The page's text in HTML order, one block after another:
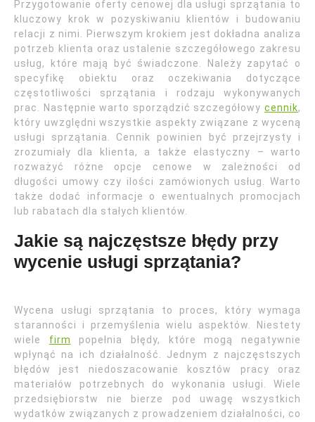
Przygotowanie oferty cenowej dla usługi sprzątania to
kluczowy krok w pozyskiwaniu klientów i budowaniu
relacji z nimi. Pierwszym krokiem jest dokładna analiza
potrzeb klienta oraz ustalenie szczegółowego zakresu
usług, które mają być świadczone. Należy zapytać o
specyfikę obiektu oraz oczekiwania dotyczące
częstotliwości sprzątania i rodzaju wykonywanych
prac. Następnie warto sporządzić szczegółowy cennik,
który uwzględni wszystkie aspekty związane z wyceną
usługi sprzątania. Cennik powinien być przejrzysty i
zrozumiały dla klienta, a także elastyczny – warto
rozważyć różne opcje cenowe w zależności od
długości umowy czy ilości zamówionych usług. Warto
także dodać informacje o ewentualnych promocjach
lub rabatach dla stałych klientów.
Jakie są najczęstsze błędy przy
wycenie usługi sprzątania?
Wycena usługi sprzątania to proces, który wymaga
staranności i przemyślenia wielu aspektów. Niestety
wiele firm
popełnia błędy, które mogą negatywnie
wpłynąć na ich działalność. Jednym z najczęstszych
błędów jest niedoszacowanie kosztów pracy oraz
materiałów potrzebnych do wykonania usługi. Wiele
przedsiębiorstw nie bierze pod uwagę wszystkich
wydatków związanych z prowadzeniem działalności, co